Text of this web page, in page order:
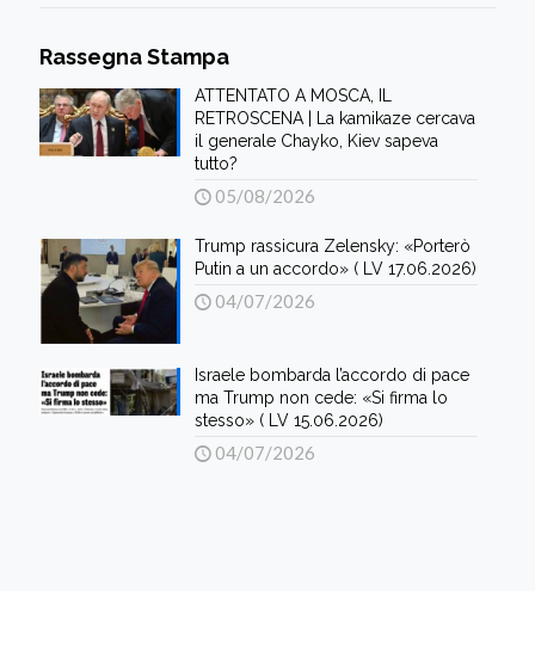
Rassegna Stampa
ATTENTATO A MOSCA, IL
RETROSCENA | La kamikaze cercava
il generale Chayko, Kiev sapeva
tutto?
05/08/2026
Trump rassicura Zelensky: «Porterò
Putin a un accordo» ( LV 17.06.2026)
04/07/2026
Israele bombarda l’accordo di pace
ma Trump non cede: «Si firma lo
stesso» ( LV 15.06.2026)
04/07/2026